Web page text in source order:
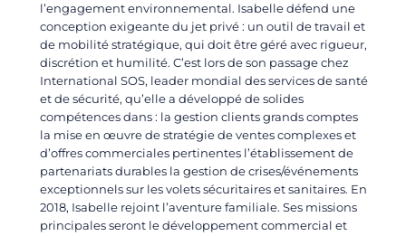
l’engagement environnemental. Isabelle défend une
conception exigeante du jet privé : un outil de travail et
de mobilité stratégique, qui doit être géré avec rigueur,
discrétion et humilité. C’est lors de son passage chez
International SOS, leader mondial des services de santé
et de sécurité, qu’elle a développé de solides
compétences dans : la gestion clients grands comptes
la mise en œuvre de stratégie de ventes complexes et
d’offres commerciales pertinentes l’établissement de
partenariats durables la gestion de crises/événements
exceptionnels sur les volets sécuritaires et sanitaires. En
2018, Isabelle rejoint l’aventure familiale. Ses missions
principales seront le développement commercial et